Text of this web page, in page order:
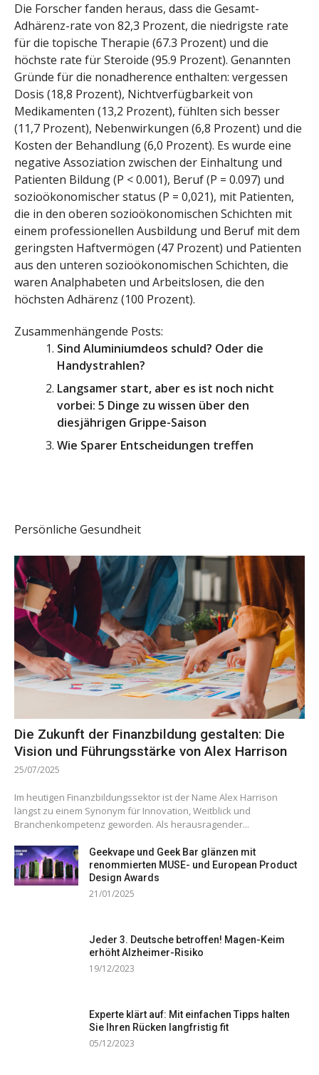
Die Forscher fanden heraus, dass die Gesamt-
Adhärenz-rate von 82,3 Prozent, die niedrigste rate
für die topische Therapie (67.3 Prozent) und die
höchste rate für Steroide (95.9 Prozent). Genannten
Gründe für die nonadherence enthalten: vergessen
Dosis (18,8 Prozent), Nichtverfügbarkeit von
Medikamenten (13,2 Prozent), fühlten sich besser
(11,7 Prozent), Nebenwirkungen (6,8 Prozent) und die
Kosten der Behandlung (6,0 Prozent). Es wurde eine
negative Assoziation zwischen der Einhaltung und
Patienten Bildung (P < 0.001), Beruf (P = 0.097) und
sozioökonomischer status (P = 0,021), mit Patienten,
die in den oberen sozioökonomischen Schichten mit
einem professionellen Ausbildung und Beruf mit dem
geringsten Haftvermögen (47 Prozent) und Patienten
aus den unteren sozioökonomischen Schichten, die
waren Analphabeten und Arbeitslosen, die den
höchsten Adhärenz (100 Prozent).
Zusammenhängende Posts:
Sind Aluminiumdeos schuld? Oder die
Handystrahlen?
Langsamer start, aber es ist noch nicht
vorbei: 5 Dinge zu wissen über den
diesjährigen Grippe-Saison
Wie Sparer Entscheidungen treffen
Persönliche Gesundheit
Die Zukunft der Finanzbildung gestalten: Die
Vision und Führungsstärke von Alex Harrison
25/07/2025
Im heutigen Finanzbildungssektor ist der Name Alex Harrison
längst zu einem Synonym für Innovation, Weitblick und
Branchenkompetenz geworden. Als herausragender...
Geekvape und Geek Bar glänzen mit
renommierten MUSE- und European Product
Design Awards
21/01/2025
Jeder 3. Deutsche betroffen! Magen-Keim
erhöht Alzheimer-Risiko
19/12/2023
Experte klärt auf: Mit einfachen Tipps halten
Sie Ihren Rücken langfristig fit
05/12/2023